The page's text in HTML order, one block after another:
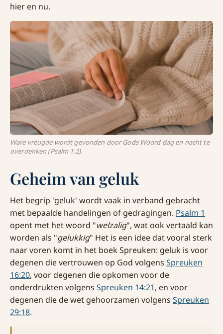
hier en nu.
Ware vreugde wordt gevonden door Gods Woord dag en nacht te
overdenken (Psalm 1:2).
Geheim van geluk
Het begrip 'geluk' wordt vaak in verband gebracht
met bepaalde handelingen of gedragingen. Psalm 1
opent met het woord "welzalig", wat ook vertaald kan
worden als "gelukkig" Het is een idee dat vooral sterk
naar voren komt in het boek Spreuken: geluk is voor
degenen die vertrouwen op God volgens Spreuken
16:20, voor degenen die opkomen voor de
onderdrukten volgens Spreuken 14:21, en voor
degenen die de wet gehoorzamen volgens Spreuken
29:18.